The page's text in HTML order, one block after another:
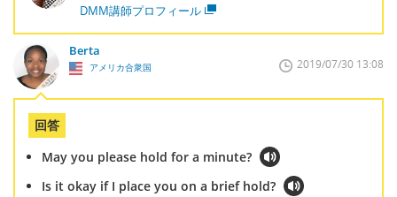
DMM講師プロフィール
Berta
アメリカ合衆国 2019/07/30 13:08
回答
May you please hold for a minute?
Is it okay if I place you on a brief hold?